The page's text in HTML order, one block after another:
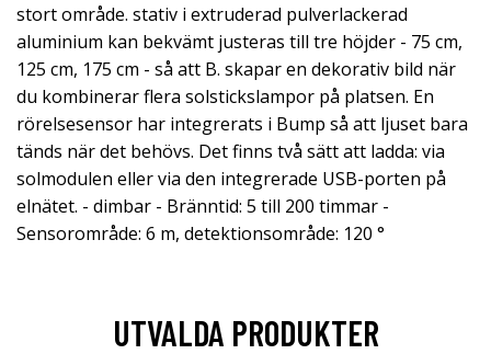
stort område. stativ i extruderad pulverlackerad
aluminium kan bekvämt justeras till tre höjder - 75 cm,
125 cm, 175 cm - så att B. skapar en dekorativ bild när
du kombinerar flera solstickslampor på platsen. En
rörelsesensor har integrerats i Bump så att ljuset bara
tänds när det behövs. Det finns två sätt att ladda: via
solmodulen eller via den integrerade USB-porten på
elnätet. - dimbar - Bränntid: 5 till 200 timmar -
Sensorområde: 6 m, detektionsområde: 120 °
UTVALDA PRODUKTER